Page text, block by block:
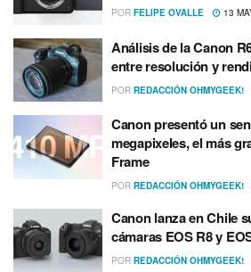
POR FELIPE OVALLE 13
Análisis de la Canon
entre resolución y
POR REDACCIÓN OHMYGEEK!
Canon presentó un
megapixeles, el más
Frame
POR REDACCIÓN OHMYGEEK!
Canon lanza en Chile
cámaras EOS R8 y
POR REDACCIÓN OHMYGEEK!